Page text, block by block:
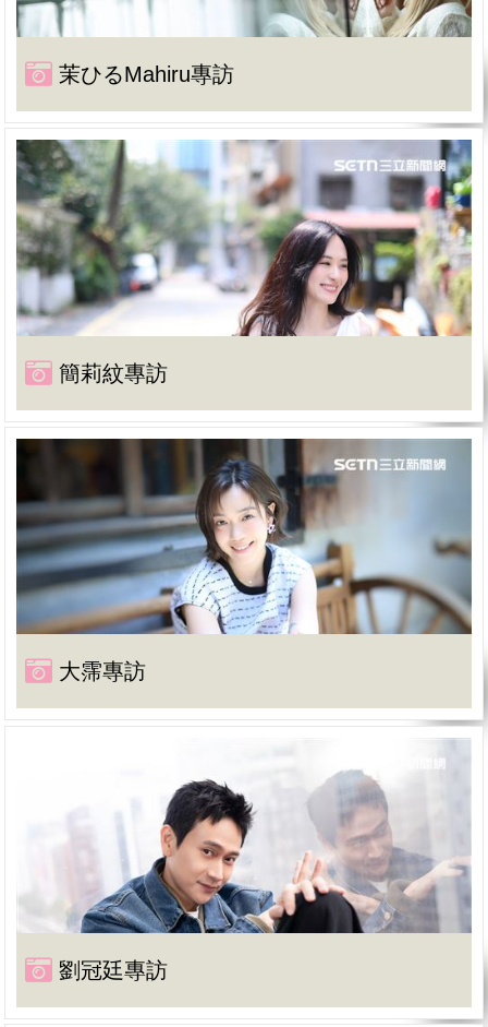
茉ひるMahiru專訪
簡莉紋專訪
大霈專訪
劉冠廷專訪